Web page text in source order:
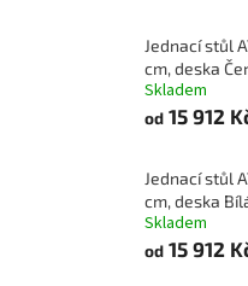
Jednací stůl
cm, deska
Skladem
od 15 912
Jednací stůl
cm, deska
Skladem
od 15 912